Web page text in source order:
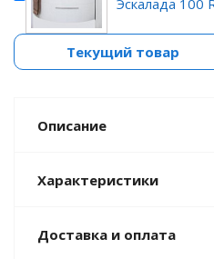
Эскалада 100
Текущий товар
Описание
Характеристики
Доставка и оплата